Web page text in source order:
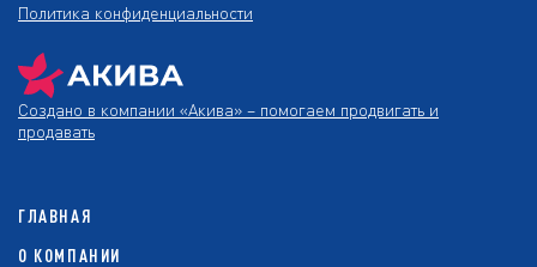
Политика конфиденциальности
Создано в компании «Акива» – помогаем продвигать и
продавать
ГЛАВНАЯ
О КОМПАНИИ